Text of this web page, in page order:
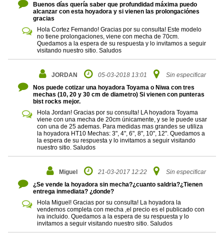
Buenos días quería saber que profundidad máxima puedo
alcanzar con esta hoyadora y si vienen las prolongaciónes
gracias
Hola Cortez Fernando! Gracias por su consulta! Este modelo
no tiene prolongaciones, viene con mecha de 70cm.
Quedamos a la espera de su respuesta y lo invitamos a seguir
visitando nuestro sitio. Saludos
JORDAN 05-03-2018 13:01
Sin especificar
Nos puede cotizar una hoyadora Toyama o Niwa con tres
mechas (10, 20 y 30 cm de diametro) Si vienen con punteras
bist rocks mejor.
Hola Jordan! Gracias por su consulta! LA hoyadora Toyama
viene con una mecha de 20cm únicamente, y se le puede usar
con una de 25 ademas. Para medidas mas grandes se utiliza
la hoyadora HT10 Mechas: 3", 4", 6", 8", 10", 12". Quedamos a
la espera de su respuesta y lo invitamos a seguir visitando
nuestro sitio. Saludos
Miguel 21-03-2017 12:22
Sin especificar
¿Se vende la hoyadora sin mecha?¿cuanto saldria?¿Tienen
entrega inmediata? ¿donde?
Hola Miguel! Gracias por su consulta! La hoyadora la
vendemos completa con mecha ,el precio es el publicado con
iva incluido. Quedamos a la espera de su respuesta y lo
invitamos a seguir visitando nuestro sitio. Saludos